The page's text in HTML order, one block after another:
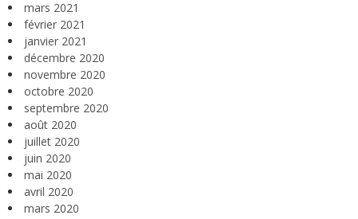
mars 2021
février 2021
janvier 2021
décembre 2020
novembre 2020
octobre 2020
septembre 2020
août 2020
juillet 2020
juin 2020
mai 2020
avril 2020
mars 2020